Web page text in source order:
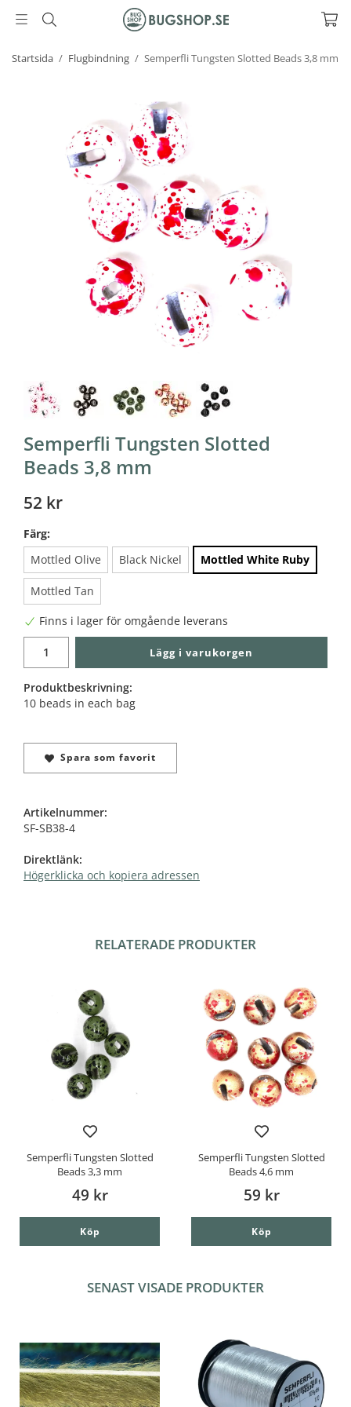
Startsida / Flugbindning / Semperfli Tungsten Slotted Beads 3,8 mm
Semperfli Tungsten Slotted
Beads 3,8 mm
52 kr
Färg:
Mottled Olive
Black Nickel Mottled White Ruby
Mottled Tan
Finns i lager för omgående leverans
Lägg i varukorgen
Produktbeskrivning:
10 beads in each bag
Spara som favorit
Artikelnummer:
SF-SB38-4
Direktlänk:
Högerklicka och kopiera adressen
RELATERADE PRODUKTER
Semperfli Tungsten Slotted
Beads 3,3 mm
49 kr
Köp
Semperfli Tungsten Slotted
Beads 4,6 mm
59 kr
Köp
SENAST VISADE PRODUKTER